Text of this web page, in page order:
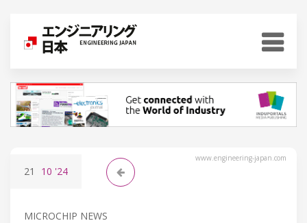
www.engineering-japan.com
21 10 '24
MICROCHIP NEWS